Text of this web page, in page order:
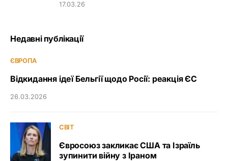
17.03.26
Недавні публікації
ЄВРОПА
Відкидання ідеї Бельгії щодо Росії: реакція ЄС
26.03.2026
СВІТ
Євросоюз закликає США та Ізраїль
зупинити війну з Іраном